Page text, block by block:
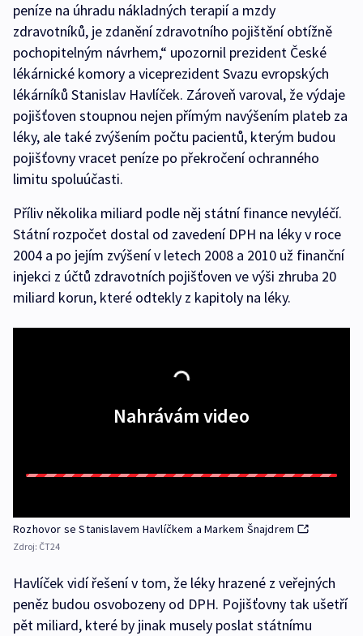
peníze na úhradu nákladných terapií a mzdy
zdravotníků, je zdanění zdravotního pojištění obtížně
pochopitelným návrhem,“ upozornil prezident České
lékárnické komory a viceprezident Svazu evropských
lékárníků Stanislav Havlíček. Zároveň varoval, že výdaje
pojišťoven stoupnou nejen přímým navýšením plateb za
léky, ale také zvýšením počtu pacientů, kterým budou
pojišťovny vracet peníze po překročení ochranného
limitu spoluúčasti.
Příliv několika miliard podle něj státní finance nevyléčí.
Státní rozpočet dostal od zavedení DPH na léky v roce
2004 a po jejím zvýšení v letech 2008 a 2010 už finanční
injekci z účtů zdravotních pojišťoven ve výši zhruba 20
miliard korun, které odtekly z kapitoly na léky.
Nahrávám video
Rozhovor se Stanislavem Havlíčkem a Markem Šnajdrem
Zdroj: ČT24
Havlíček vidí řešení v tom, že léky hrazené z veřejných
peněz budou osvobozeny od DPH. Pojišťovny tak ušetří
pět miliard, které by jinak musely poslat státnímu